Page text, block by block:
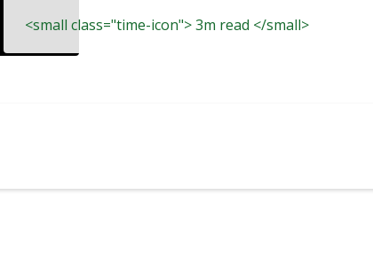
<small class="time-icon"> 3m read </small>